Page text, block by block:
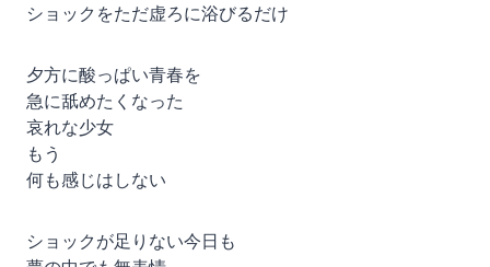
ショックをただ虚ろに浴びるだけ
夕方に酸っぱい青春を
急に舐めたくなった
哀れな少女
もう
何も感じはしない
ショックが足りない今日も